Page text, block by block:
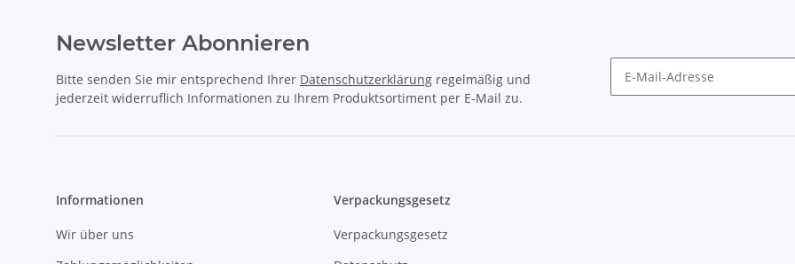
Newsletter Abonnieren
Bitte senden Sie mir entsprechend Ihrer Datenschutzerklärung regelmäßig und
jederzeit widerruflich Informationen zu Ihrem Produktsortiment per E-Mail zu.
Informationen
Wir über uns
Verpackungsgesetz
Verpackungsgesetz